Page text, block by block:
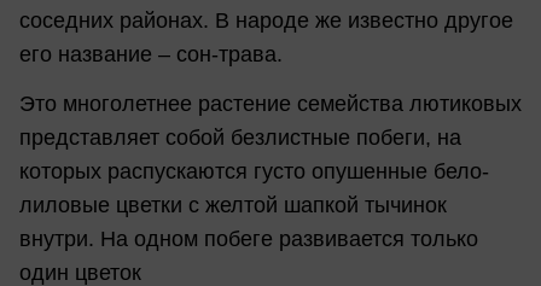
соседних районах. В народе же известно другое
его название – сон-трава.
Это многолетнее растение семейства лютиковых
представляет собой безлистные побеги, на
которых распускаются густо опушенные бело-
лиловые цветки с желтой шапкой тычинок
внутри. На одном побеге развивается только
один цветок